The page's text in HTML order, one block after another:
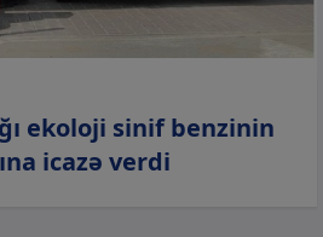
ekoloji sinif benzinin
icazə verdi